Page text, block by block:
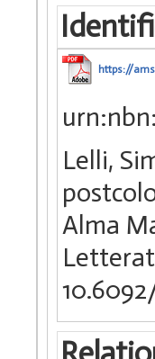
https://
Lelli,
Alma